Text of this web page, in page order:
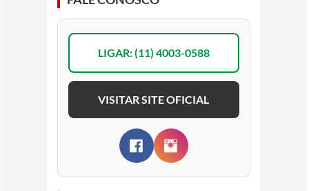
LIGAR: (11) 4003-0588
VISITAR SITE OFICIAL